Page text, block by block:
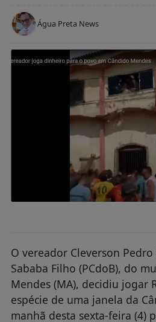
Água Preta News
O vereador Cleverson Pedro
Sababa Filho (PCdoB), do
Mendes (MA), decidiu jogar
espécie de uma janela da
manhã desta sexta-feira (4)